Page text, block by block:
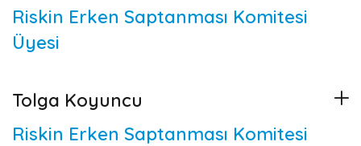
Riskin Erken Saptanması Komitesi
Üyesi
Tolga Koyuncu
Riskin Erken Saptanması Komitesi